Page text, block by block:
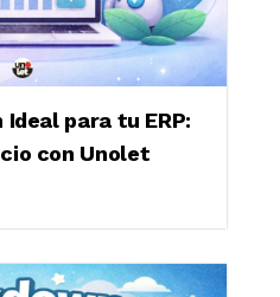
para tu ERP:
con Unolet